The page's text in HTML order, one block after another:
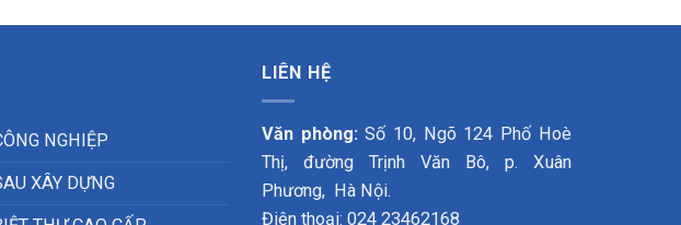
NGHIỆP
XÂY DỰNG
LIÊN HỆ
Văn phòng:Số 10, Ngõ 124 Phố Hoè
Thị, đường Trịnh Văn Bô, p. Xuân
Phương, Hà Nội.
Điện thoại: 024 23462168